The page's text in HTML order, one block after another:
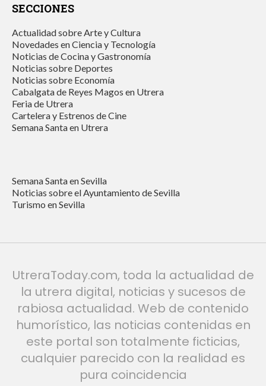
SECCIONES
Actualidad sobre Arte y Cultura
Novedades en Ciencia y Tecnología
Noticias de Cocina y Gastronomía
Noticias sobre Deportes
Noticias sobre Economía
Cabalgata de Reyes Magos en Utrera
Feria de Utrera
Cartelera y Estrenos de Cine
Semana Santa en Utrera
Semana Santa en Sevilla
Noticias sobre el Ayuntamiento de Sevilla
Turismo en Sevilla
UtreraToday.com, toda la actualidad de
la utrera digital, noticias y sucesos de
rabiosa actualidad. Web de contenido
humorístico, las noticias contenidas en
este portal son totalmente ficticias,
cualquier parecido con la realidad es
pura coincidencia